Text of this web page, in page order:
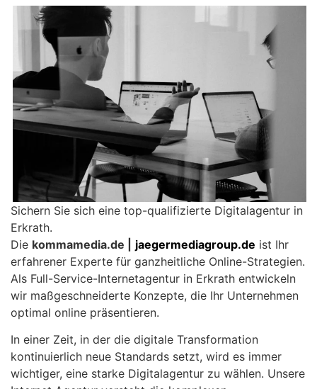
Sichern Sie sich eine top-qualifizierte Digitalagentur in
Erkrath.
Die kommamedia.de | jaegermediagroup.de ist Ihr
erfahrener Experte für ganzheitliche Online-Strategien.
Als Full-Service-Internetagentur in Erkrath entwickeln
wir maßgeschneiderte Konzepte, die Ihr Unternehmen
optimal online präsentieren.
In einer Zeit, in der die digitale Transformation
kontinuierlich neue Standards setzt, wird es immer
wichtiger, eine starke Digitalagentur zu wählen. Unsere